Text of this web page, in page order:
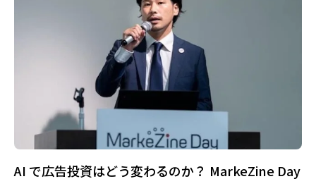
AI で広告投資はどう変わるのか？ MarkeZine Day